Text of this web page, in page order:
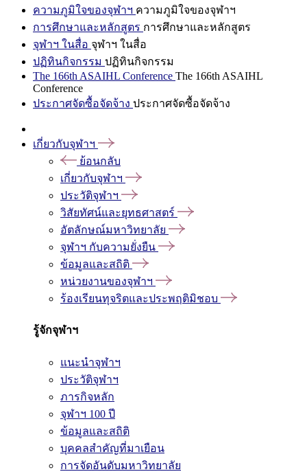
ความภูมิใจของจุฬาฯ ความภูมิใจของจุฬาฯ
การศึกษาและหลักสูตร การศึกษาและหลักสูตร
จุฬาฯ ในสื่อ จุฬาฯ ในสื่อ
ปฏิทินกิจกรรม ปฏิทินกิจกรรม
The 166th ASAIHL Conference The 166th ASAIHL
Conference
ประกาศจัดซื้อจัดจ้าง ประกาศจัดซื้อจัดจ้าง
เกี่ยวกับจุฬาฯ
ย้อนกลับ
เกี่ยวกับจุฬาฯ
ประวัติจุฬาฯ
วิสัยทัศน์และยุทธศาสตร์
อัตลักษณ์มหาวิทยาลัย
จุฬาฯ กับความยั่งยืน
ข้อมูลและสถิติ
หน่วยงานของจุฬาฯ
ร้องเรียนทุจริตและประพฤติมิชอบ
รู้จักจุฬาฯ
แนะนำจุฬาฯ
ประวัติจุฬาฯ
ภารกิจหลัก
จุฬาฯ 100 ปี
ข้อมูลและสถิติ
บุคคลสำคัญที่มาเยือน
การจัดอันดับมหาวิทยาลัย